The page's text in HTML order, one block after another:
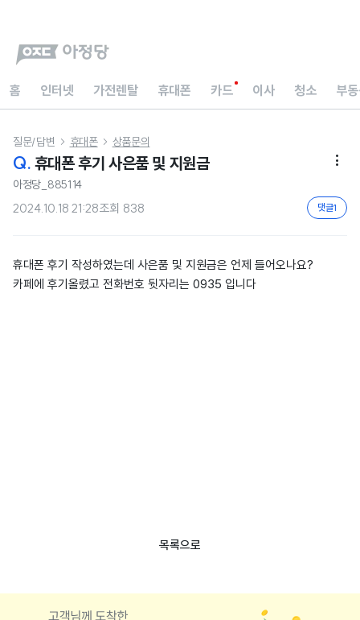
홈 인터넷 가전렌탈 휴대폰 카드 이사 청소 부
질문/답변  휴대폰  상품문의
Q. 휴대폰 후기 사은품 및 지원금 
아정당_885114
2024.10.18 21:28조회 838 댓글1
휴대폰 후기 작성하였는데 사은품 및 지원금은 언제 들어오나요?
카페에 후기올렸고 전화번호 뒷자리는 0935 입니다
목록으로